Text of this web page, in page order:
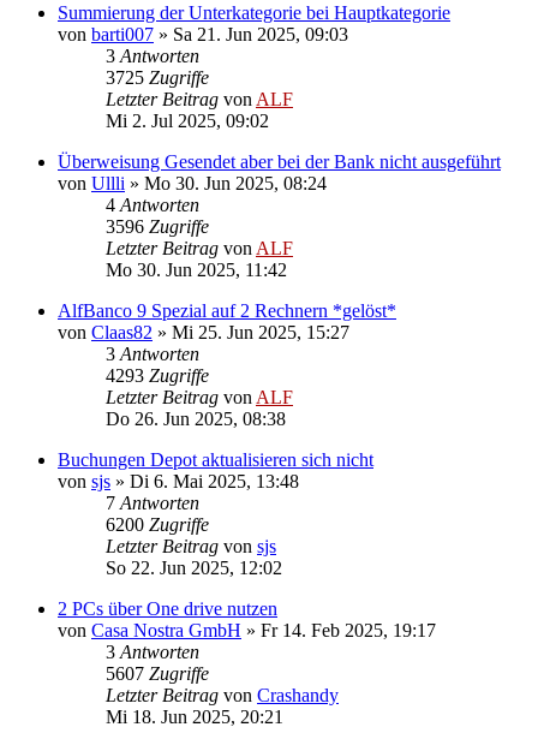
Summierung der Unterkategorie bei Hauptkategorie
von barti007 » Sa 21. Jun 2025, 09:03
3 Antworten
3725 Zugriffe
Letzter Beitrag von ALF
Mi 2. Jul 2025, 09:02
Überweisung Gesendet aber bei der Bank nicht ausgeführt
von Ullli » Mo 30. Jun 2025, 08:24
4 Antworten
3596 Zugriffe
Letzter Beitrag von ALF
Mo 30. Jun 2025, 11:42
AlfBanco 9 Spezial auf 2 Rechnern *gelöst*
von Claas82 » Mi 25. Jun 2025, 15:27
3 Antworten
4293 Zugriffe
Letzter Beitrag von ALF
Do 26. Jun 2025, 08:38
Buchungen Depot aktualisieren sich nicht
von sjs » Di 6. Mai 2025, 13:48
7 Antworten
6200 Zugriffe
Letzter Beitrag von sjs
So 22. Jun 2025, 12:02
2 PCs über One drive nutzen
von Casa Nostra GmbH » Fr 14. Feb 2025, 19:17
3 Antworten
5607 Zugriffe
Letzter Beitrag von Crashandy
Mi 18. Jun 2025, 20:21